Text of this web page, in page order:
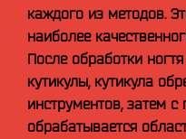
каждого из методов.
наиболее
После обработки
кутикулы, кутикула
инструментов, затем
обрабатывается